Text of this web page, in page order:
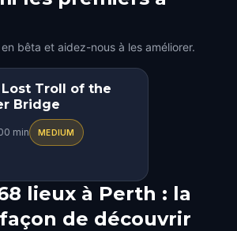
bêta et aidez-nous à les améliorer.
Troll of the
Bridge
min MEDIUM
lieux à Perth : la
de découvrir